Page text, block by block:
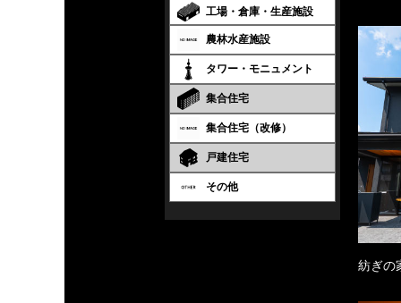
工場・倉庫・生産施設
農林水産施設
タワー・モニュメント
集合住宅
集合住宅（改修）
戸建住宅
その他
紡ぎの